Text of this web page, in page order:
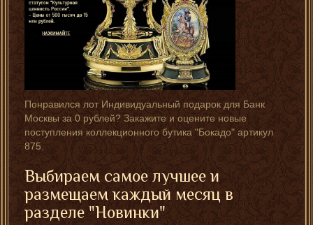
Понравился лот Индивидуальный подарок для Банк
Москвы за 0 рублей? Закажите и оцените новые
поступления коллекционного бутика "Бокадо" артикул
875.
Выбираем самое лучшее и
размещаем каждый месяц в
разделе "Новинки"